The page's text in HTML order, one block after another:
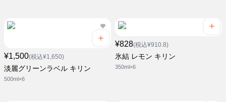
¥1,500(税込¥1,650)
淡麗グリーンラベル キリン
500ml×6
¥828(税込¥910.8)
氷結 レモン キリン
350ml×6